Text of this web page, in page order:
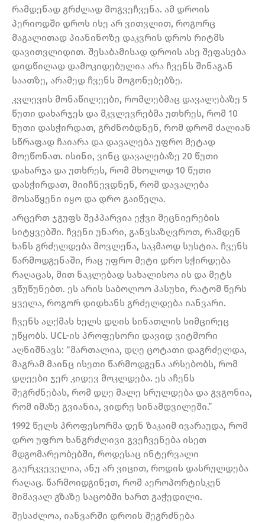
რამდენად გრძლად მოგვეჩვენა. ამ დროის
პერიოდში დროს ისე არ ვითვლით, როგორც
მაგალითად პიანინოზე დაკვრის დროს რიტმს
დავითვლიდით. შესაბამისად დროის ასე შეფასება
დიდწილად დამოკიდებულია არა ჩვენს შინაგან
საათზე, არამედ ჩვენს მოგონებებზე.
კვლევის მონაწილეები, რომლებმაც დავალებაზე 5
წუთი დახარჯეს და მკვლევრებმა უთხრეს, რომ 10
წუთი დასჭირდათ, გრძნობდნენ, რომ დრომ ძალიან
სწრაფად ჩაიარა და დავალება უფრო მეტად
მოეწონათ. ისინი, ვინც დავალებაზე 20 წუთი
დახარჯა და უთხრეს, რომ მხოლოდ 10 წუთი
დასჭირდათ, მიიჩნევდნენ, რომ დავალება
მოსაწყენი იყო და დრო გაიწელა.
არცერთ ჯგუფს შეჰპარვია ეჭვი მეცნიერების
სიტყვებში. ჩვენი უნარი, განვსაზღვროთ, რამდენ
ხანს გრძელდება მოვლენა, საკმაოდ სუსტია. ჩვენს
წარმოდგენაში, რაც უფრო მეტი დრო სჭირდება
რაღაცას, მით ნაკლებად სახალისოა ის და მეტს
ვწუწუნებთ. ეს არის საბოლოო პასუხი, რატომ წერს
ყველა, როგორ დიდხანს გრძელდება იანვარი.
ჩვენს აღქმას ხელს დღის სინათლის სიმცირეც
უწყობს. UCL-ის პროფესორი დავიდ ვიტმორი
აღნიშნავს: “მართალია, დღე ცოტათი დაგრძელდა,
მაგრამ მაინც ისეთი წარმოდგენა არსებობს, რომ
დღეები ჯერ კიდევ მოკლდება. ეს აჩენს
შეგრძნებას, რომ დღე მალე სრულდება და გვგონია,
რომ იმაზე გვიანია, ვიდრე სინამდვილეში.”
1992 წელს პროფესორმა დენ ზაკაიმ ივარაუდა, რომ
დრო უფრო ხანგრძლივი გვეჩვენება ისეთ
მდგომარეობებში, როდესაც ინტერვალი
გაურკვეველია, ანუ არ ვიცით, როდის დასრულდება
რაღაც. წარმოიდგინეთ, რომ აეროპორტისკენ
მიმავალ გზაზე საცობში ხართ გაჭედილი.
შესაძლოა, იანვარში დროის შეგრძნება